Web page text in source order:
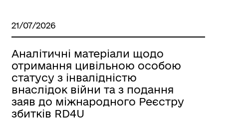
21/07/2026
Аналітичні матеріали щодо
отримання цивільною особою
статусу з інвалідністю
внаслідок війни та з подання
заяв до міжнародного Реєстру
збитків RD4U